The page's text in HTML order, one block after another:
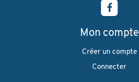
Mon compte
Créer un compte
Connecter